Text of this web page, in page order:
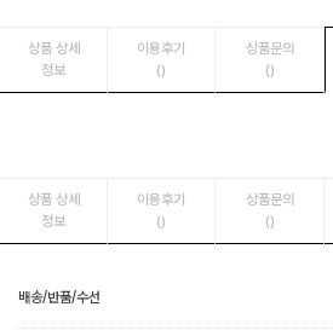
상품 상세
정보
이용후기
()
상품문의
()
상품 상세
정보
이용후기
()
상품문의
()
배송/반품/수선